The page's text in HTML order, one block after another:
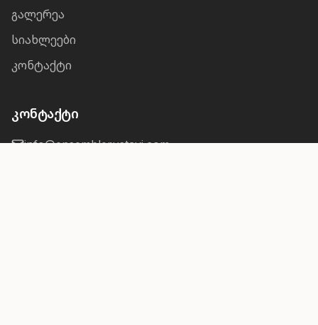
გალერეა
სიახლეები
კონტაქტი
კონტაქტი
info@ensemblerustavi.com